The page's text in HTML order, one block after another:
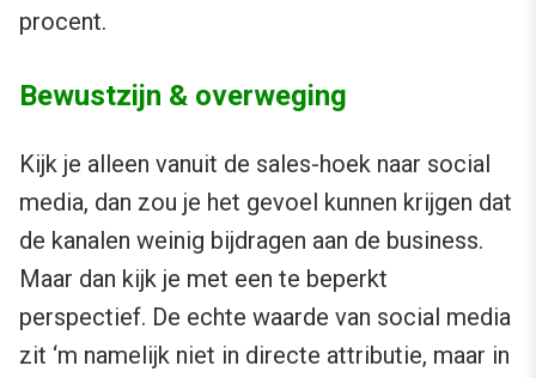
procent.
Bewustzijn & overweging
Kijk je alleen vanuit de sales-hoek naar social
media, dan zou je het gevoel kunnen krijgen dat
de kanalen weinig bijdragen aan de business.
Maar dan kijk je met een te beperkt
perspectief. De echte waarde van social media
zit ‘m namelijk niet in directe attributie, maar in